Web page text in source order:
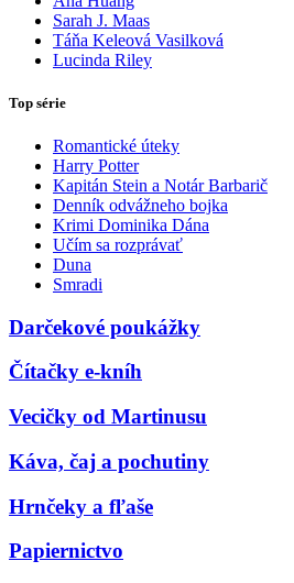
Sarah J. Maas
Táňa Keleová Vasilková
Lucinda Riley
Top série
Romantické úteky
Harry Potter
Kapitán Stein a Notár Barbarič
Denník odvážneho bojka
Krimi Dominika Dána
Učím sa rozprávať
Duna
Smradi
Darčekové poukážky
Čítačky e-kníh
Vecičky od Martinusu
Káva, čaj a pochutiny
Hrnčeky a fľaše
Papiernictvo